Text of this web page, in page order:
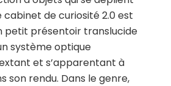
cabinet de curiosité 2.0 est
petit présentoir translucide
système optique
et s’apparentant à
son rendu. Dans le genre,